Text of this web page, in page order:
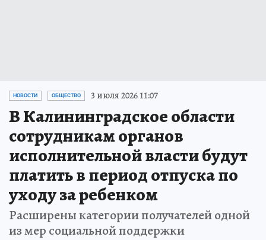
НОВОСТИ ОБЩЕСТВО 3 июля 2026 11:07
В Калининградское области
сотрудникам органов
исполнительной власти будут
платить в период отпуска по
уходу за ребенком
Расширены категории получателей одной
из мер социальной поддержки